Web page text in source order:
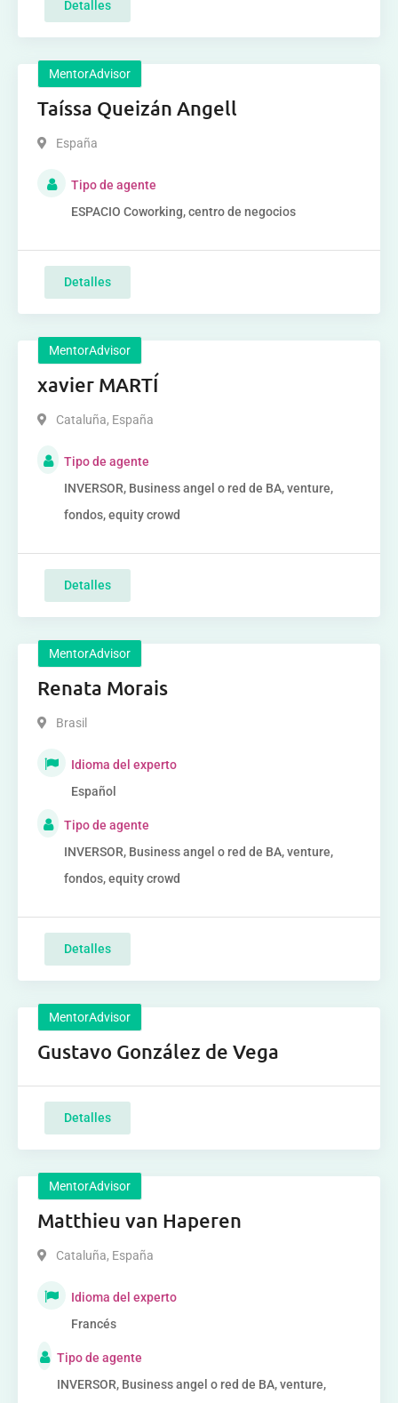
Detalles
MentorAdvisor
Taíssa Queizán Angell
España
Tipo de agente
ESPACIO Coworking, centro de negocios
Detalles
MentorAdvisor
xavier MARTÍ
Cataluña, España
Tipo de agente
INVERSOR, Business angel o red de BA, venture,
fondos, equity crowd
Detalles
MentorAdvisor
Renata Morais
Brasil
Idioma del experto
Español
Tipo de agente
INVERSOR, Business angel o red de BA, venture,
fondos, equity crowd
Detalles
MentorAdvisor
Gustavo González de Vega
Detalles
MentorAdvisor
Matthieu van Haperen
Cataluña, España
Idioma del experto
Francés
Tipo de agente
INVERSOR, Business angel o red de BA, venture,